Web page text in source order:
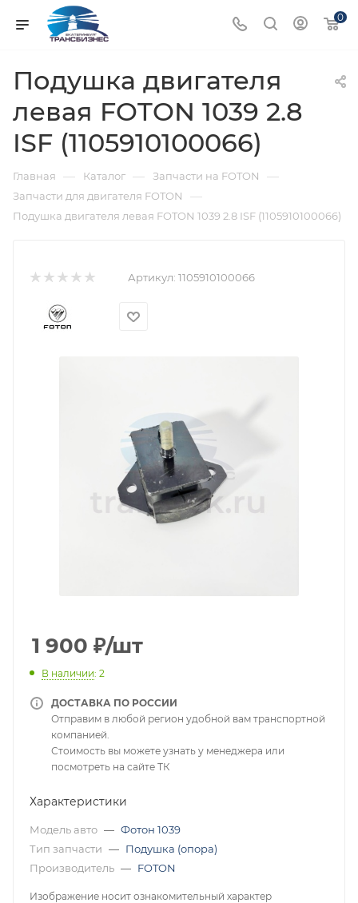
0
Подушка двигателя
левая FOTON 1039 2.8
ISF (1105910100066)
Главная — Каталог — Запчасти на FOTON —
Запчасти для двигателя FOTON —
Подушка двигателя левая FOTON 1039 2.8 ISF (1105910100066)
Артикул: 1105910100066
1 900 ₽/шт
В наличии: 2
ДОСТАВКА ПО РОССИИ
Отправим в любой регион удобной вам транспортной
компанией.
Стоимость вы можете узнать у менеджера или
посмотреть на сайте ТК
Характеристики
Модель авто — Фотон 1039
Тип запчасти — Подушка (опора)
Производитель — FOTON
Изображение носит ознакомительный характер